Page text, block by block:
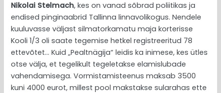
Nikolai Stelmach, kes on vanad sõbrad poliitikas ja
endised pinginaabrid Tallinna linnavolikogus. Nendele
kuuluvasse väljast silmatorkamatu maja korterisse
Kooli 1/3 oli saate tegemise hetkel registreeritud 78
ettevõtet… Kuid „Pealtnägija“ leidis ka inimese, kes ütles
otse välja, et tegelikult tegeletakse elamislubade
vahendamisega. Vormistamisteenus maksab 3500
kuni 4000 eurot, millest pool makstakse sularahas ette